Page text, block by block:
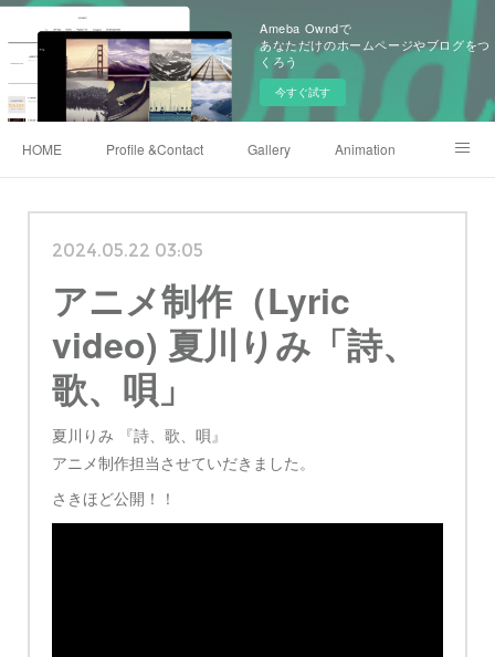
Ameba Owndで
あなただけのホームページやブログをつ
くろう
今すぐ試す
HOME Profile &Contact Gallery Animation
2024.05.22 03:05
アニメ制作（Lyric
video) 夏川りみ「詩、
歌、唄」
夏川りみ 『詩、歌、唄』
アニメ制作担当させていだきました。
さきほど公開！！